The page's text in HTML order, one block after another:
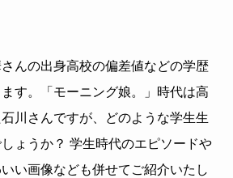
んの出身高校の偏差値などの学歴
す。「モーニング娘。」時代は高
川さんですが、どのような学生生
ょうか？ 学生時代のエピソードや
い画像なども併せてご紹介いたし